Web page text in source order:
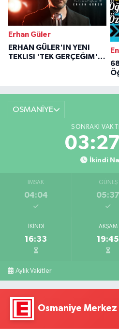
Erhan Güler
ERHAN GÜLER'IN YENI
TEKLISI 'TEK GERÇEĞIM'LE
OSMANİYE
SONRAKI
İkindi
İMSAK
04:04
GÜNEŞ
05:37
İKINDI
16:33
AKŞAM
19:45
Aylık Vakitler
Osmaniye